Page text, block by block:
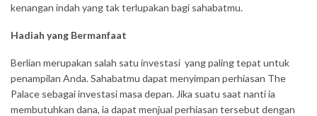
kenangan indah yang tak terlupakan bagi sahabatmu.
Hadiah yang Bermanfaat
Berlian merupakan salah satu investasi yang paling tepat untuk
penampilan Anda. Sahabatmu dapat menyimpan perhiasan The
Palace sebagai investasi masa depan. Jika suatu saat nanti ia
membutuhkan dana, ia dapat menjual perhiasan tersebut dengan